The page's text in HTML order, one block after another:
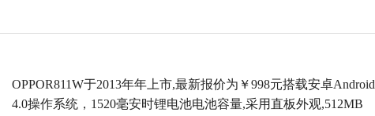
OPPOR811W于2013年年上市,最新报价为￥998元搭载安卓Android
4.0操作系统，1520毫安时锂电池电池容量,采用直板外观,512MB